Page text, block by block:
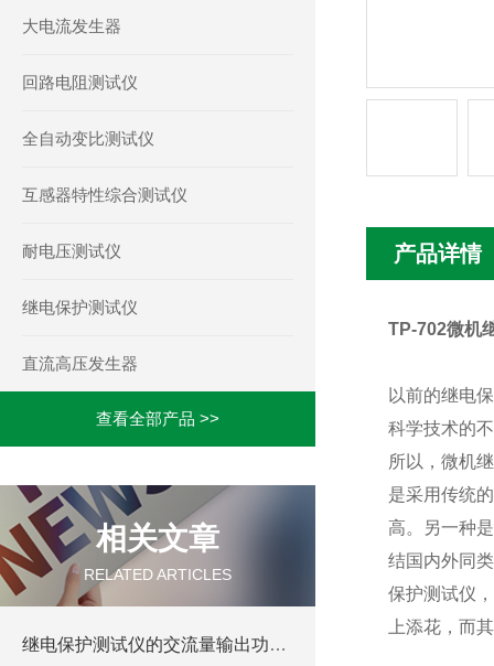
大电流发生器
回路电阻测试仪
全自动变比测试仪
互感器特性综合测试仪
耐电压测试仪
继电保护测试仪
直流高压发生器
查看全部产品 >>
相关文章
RELATED ARTICLES
继电保护测试仪的交流量输出功能的精度有多高？
产品详情
TP-702微机
以前的继电
科学技术的
所以，微机
是采用传统
高。另一种
结国内外同
保护测试仪
上添花，而